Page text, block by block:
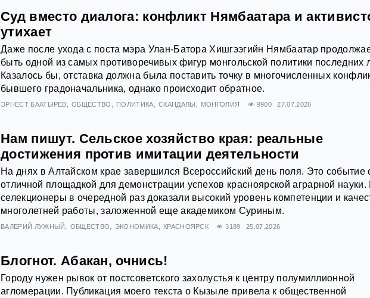
Суд вместо диалога: конфликт Нямбаатара и
утихает
Даже после ухода с поста мэра Улан-Батора Хишгээгийн Нямбаатар
быть одной из самых противоречивых фигур монгольской политики последних
Казалось бы, отставка должна была поставить точку в многочисленных
бывшего градоначальника, однако происходит обратное.
ЭРНЕСТ БААТЫРЕВ ОБЩЕСТВО ПОЛИТИКА СКАНДАЛЫ МОНГОЛИЯ 9900 27.07.2026
Нам пишут. Сельское хозяйство края: реальные
достижения против имитации деятельности
На днях в Алтайском крае завершился Всероссийский день поля. Это событие
отличной площадкой для демонстрации успехов красноярской аграрной
селекционеры в очередной раз доказали высокий уровень компетенции и
многолетней работы, заложенной еще академиком Суриным.
ВАЛЕРИЙ ЛУЖНЫЙ ОБЩЕСТВО ЭКОНОМИКА КРАСНОЯРСК 3189 25.07.2026
Блогнот. Абакан, очнись!
Городу нужен рывок от постсоветского захолустья к центру полумиллионной
агломерации. Публикация моего текста о Кызыле привела к общественной